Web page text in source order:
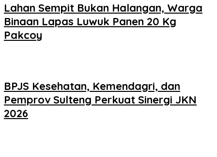
Lahan Sempit Bukan Halangan, Warga
Binaan Lapas Luwuk Panen 20 Kg
Pakcoy
BPJS Kesehatan, Kemendagri, dan
Pemprov Sulteng Perkuat Sinergi JKN
2026